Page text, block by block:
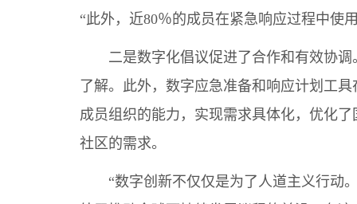
“此外，近80％的成员在紧急响应过程中使
二是数字化倡议促进了合作和有效协
了解。此外，数字应急准备和响应计划工
成员组织的能力，实现需求具体化，优化
社区的需求。
“数字创新不仅仅是为了人道主义行动